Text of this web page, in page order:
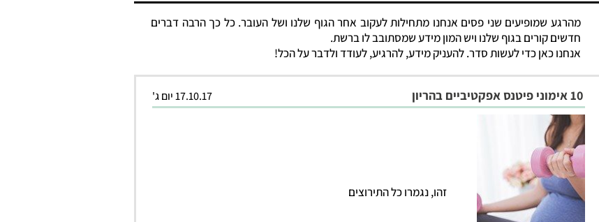
חדרי תינוקות
חדרים משותפים לאחים
חדרי משחקים
מהרגע שמופיעים שני פסים אנחנו מתחילות לעקוב אחר הגוף שלנו ושל העובר. כל כך הרבה דברים
חדשים קורים בגוף שלנו ויש המון מידע שמסתובב לו ברשת.
אנחנו כאן כדי לעשות סדר. להעניק מידע, להרגיע, לעודד ולדבר על הכל!
10 אימוני פיטנס אפקטיביים בהריון 17.10.17 יום ג'
זהו, נגמרו כל התירוצים